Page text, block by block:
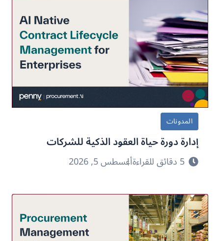
المدونات
إدارة دورة حياة العقود الذكية للشركات
5 دقائق للقراءة أغسطس 5, 2026